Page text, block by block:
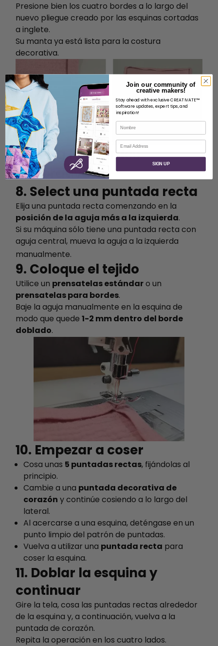
Presione bien los cuatro bordes a lo largo del
nuevo pliegue creado por las esquinas cortadas
a inglete.
Su manta ya está lista para la costura
decorativa.
Sewing los bordes
decorativos
8. Select una puntada recta
Elija una puntada recta comenzando en la
posición de la aguja más a la izquierda.
Si su máquina sólo tiene una puntada recta con
aguja central, mueva la aguja a la izquierda
manualmente.
9. Coloque el tejido
Utilice un prensatelas estándaro un
prensatelas para bordes.
Baje la aguja manualmente en la esquina de
modo que quede 1-2 mm dentro del borde
doblado.
10. Empezar a coser
Cosa unas 5 puntadas rectas, fijándolas al
principio.
Cambie a una puntada decorativa de
corazón y continúe cosiendo a lo largo del
lateral.
Al acercarse a una esquina, deténgase en un
punto limpio del patrón de puntadas.
Vuelva a utilizar una puntada recta para
coser la esquina.
11. Doblar la esquina y
continuar
Gire la tela, cosa las puntadas rectas alrededor
de la esquina y, a continuación, vuelva a la
puntada de corazón.
Repita la operación en los cuatro lados.
Join our community of
creative makers!
Stay ahead with exclusive CREATIVATE™
software updates, expert tips, and
inspiration!
Nombre
Correo electrónico
SIGN UP